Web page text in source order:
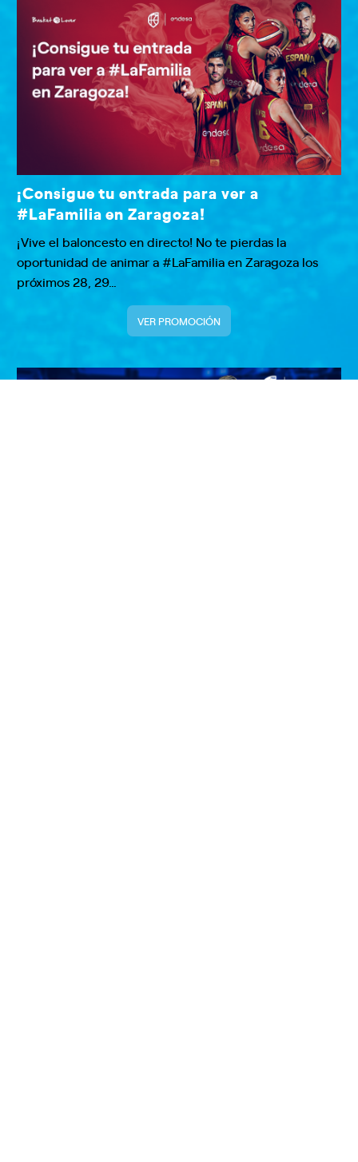
¡Consigue tu entrada para ver a
#LaFamilia en Zaragoza!
¡Vive el baloncesto en directo! No te pierdas la
oportunidad de animar a #LaFamilia en Zaragoza los
próximos 28, 29…
VER PROMOCIÓN